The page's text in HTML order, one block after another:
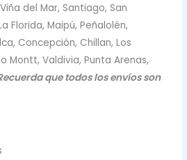
del Mar, Santiago, San
Florida, Maipú, Peñalolén,
Concepción, Chillan, Los
Montt, Valdivia, Punta Arenas,
que todos los envíos son